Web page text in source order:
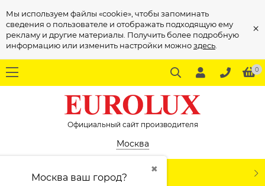
Мы используем файлы «cookie», чтобы запоминать
сведения о пользователе и отображать подходящую ему
рекламу и другие материалы. Получить более подробную
информацию или изменить настройки можноздесь
×
0
Официальный сайт производителя
Москва
✖
Москва ваш город?
КАТАЛОГ